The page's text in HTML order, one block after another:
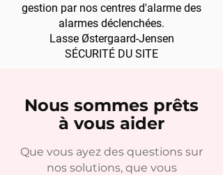
gestion par nos centres d'alarme des
alarmes déclenchées.
Lasse Østergaard-Jensen
SÉCURITÉ DU SITE
Nous sommes prêts
à vous aider
Que vous ayez des questions sur
nos solutions, que vous